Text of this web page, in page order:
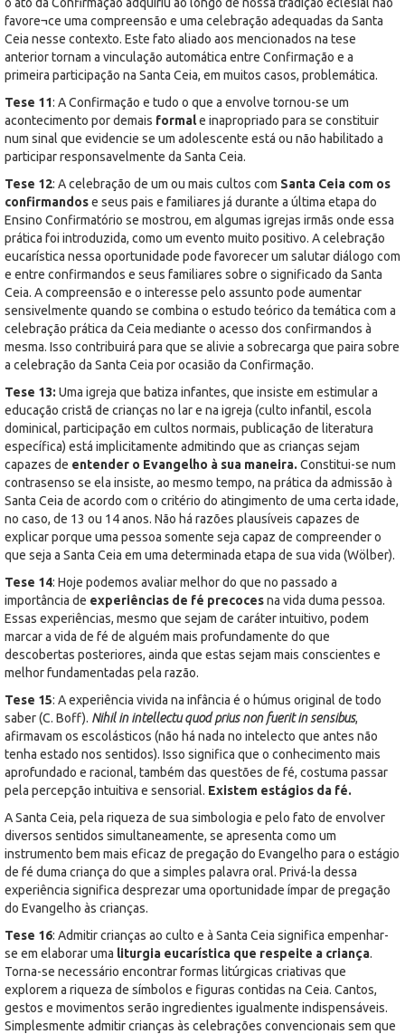
favore¬ce uma compreensão e uma celebração adequadas da Santa
Ceia nesse contexto. Este fato aliado aos mencionados na tese
anterior tornam a vinculação automática entre Confirmação e a
primeira participação na Santa Ceia, em muitos casos, problemática.
Tese 11: A Confirmação e tudo o que a envolve tornou-se um
acontecimento por demais formale inapropriado para se constituir
num sinal que evidencie se um adolescente está ou não habilitado a
participar responsavelmente da Santa Ceia.
Tese 12: A celebração de um ou mais cultos com Santa Ceia com os
confirmandose seus pais e familiares já durante a última etapa do
Ensino Confirmatório se mostrou, em algumas igrejas irmãs onde essa
prática foi introduzida, como um evento muito positivo. A celebração
eucarística nessa oportunidade pode favorecer um salutar diálogo com
e entre confirmandos e seus familiares sobre o significado da Santa
Ceia. A compreensão e o interesse pelo assunto pode aumentar
sensivelmente quando se combina o estudo teórico da temática com a
celebração prática da Ceia mediante o acesso dos confirmandos à
mesma. Isso contribuirá para que se alivie a sobrecarga que paira sobre
a celebração da Santa Ceia por ocasião da Confirmação.
Tese 13: Uma igreja que batiza infantes, que insiste em estimular a
educação cristã de crianças no lar e na igreja (culto infantil, escola
dominical, participação em cultos normais, publicação de literatura
específica) está implicitamente admitindo que as crianças sejam
capazes de entender o Evangelho à sua maneira. Constitui-se num
contrasenso se ela insiste, ao mesmo tempo, na prática da admissão à
Santa Ceia de acordo com o critério do atingimento de uma certa idade,
no caso, de 13 ou 14 anos. Não há razões plausíveis capazes de
explicar porque uma pessoa somente seja capaz de compreender o
que seja a Santa Ceia em uma determinada etapa de sua vida (Wölber).
Tese 14: Hoje podemos avaliar melhor do que no passado a
importância de experiências de fé precocesna vida duma pessoa.
Essas experiências, mesmo que sejam de caráter intuitivo, podem
marcar a vida de fé de alguém mais profundamente do que
descobertas posteriores, ainda que estas sejam mais conscientes e
melhor fundamentadas pela razão.
Tese 15: A experiência vivida na infância é o húmus original de todo
saber (C. Boff). Nihil in intellectu quod prius non fuerit in sensibus,
afirmavam os escolásticos (não há nada no intelecto que antes não
tenha estado nos sentidos). Isso significa que o conhecimento mais
aprofundado e racional, também das questões de fé, costuma passar
pela percepção intuitiva e sensorial. Existem estágios da fé.
A Santa Ceia, pela riqueza de sua simbologia e pelo fato de envolver
diversos sentidos simultaneamente, se apresenta como um
instrumento bem mais eficaz de pregação do Evangelho para o estágio
de fé duma criança do que a simples palavra oral. Privá-la dessa
experiência significa desprezar uma oportunidade ímpar de pregação
do Evangelho às crianças.
Tese 16: Admitir crianças ao culto e à Santa Ceia significa empenhar-
se em elaborar uma liturgia eucarística que respeite a criança.
Torna-se necessário encontrar formas litúrgicas criativas que
explorem a riqueza de símbolos e figuras contidas na Ceia. Cantos,
gestos e movimentos serão ingredientes igualmente indispensáveis.
Simplesmente admitir crianças às celebrações convencionais sem que